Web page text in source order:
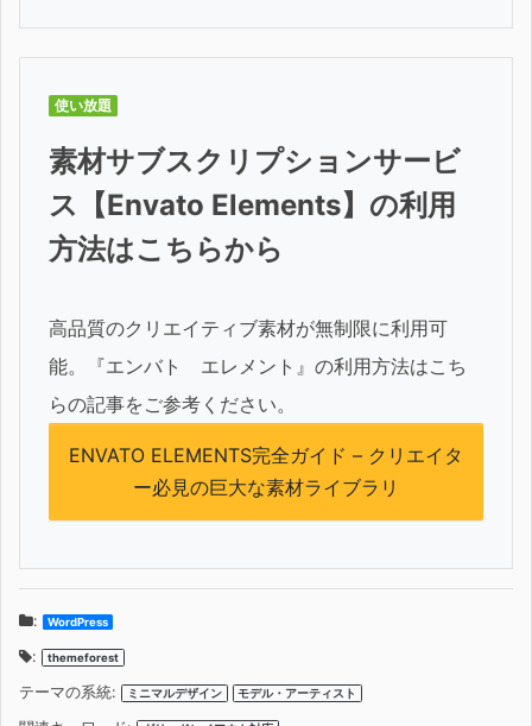
使い放題
素材サブスクリプションサービ
ス【Envato Elements】の利用
方法はこちらから
高品質のクリエイティブ素材が無制限に利用可
能。『エンバト エレメント』の利用方法はこち
らの記事をご参考ください。
ENVATO ELEMENTS完全ガイド – クリエイタ
ー必見の巨大な素材ライブラリ
: WordPress
: themeforest
テーマの系統: ミニマルデザイン モデル・アーティスト